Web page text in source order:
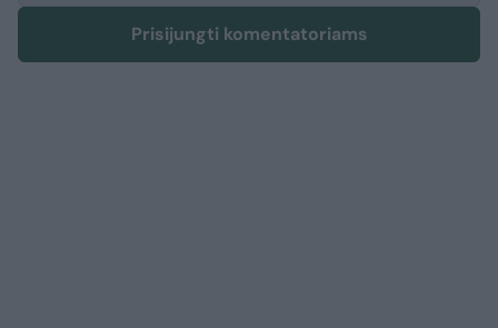
Prisijungti komentatoriams